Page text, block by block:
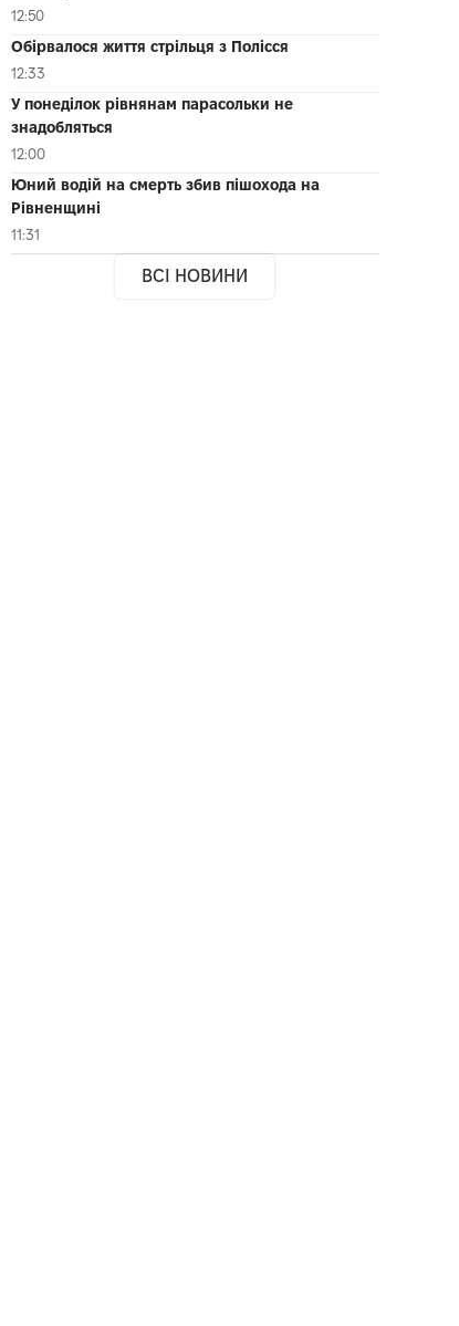
12:50
Обірвалося життя стрільця з Полісся
12:33
У понеділок рівнянам парасольки не
знадобляться
12:00
Юний водій на смерть збив пішохода на
Рівненщині
11:31
ВСІ НОВИНИ